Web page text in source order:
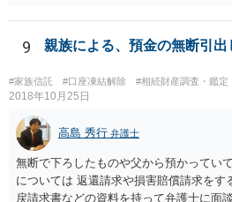
ています。 やはり、成人した子のことま
の事だけ考えるべきなのでしょうか ・
い解決案があればお悩みになるのは当然
と親子関係を結びたいと思っているが、
子縁組の必要があり 氏も変更すること
しているとは言え、自分の子と私の連れ
望。もちろん私もそうできればと思いま
るいは 遺言書などで その意思を実現
士に相談してみてください。
9 親族による、預金の無断引出
#家族信託 #口座凍結解除 #相続財産調査・鑑定
2018年10月25日
高島 秀行 弁護士
無断で下ろしたものや父から預かってい
については 返還請求や損害賠償請求をす
戻請求書などの資料を持って弁護士に面